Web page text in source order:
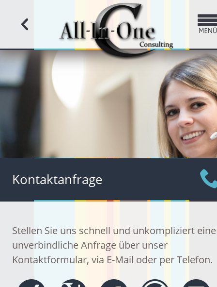
All-In-One Consulting
Kontaktformular
Kontaktanfrage
Stellen Sie uns schnell und unkompliziert eine
unverbindliche Anfrage über unser
Kontaktformular, via E-Mail oder per Telefon.